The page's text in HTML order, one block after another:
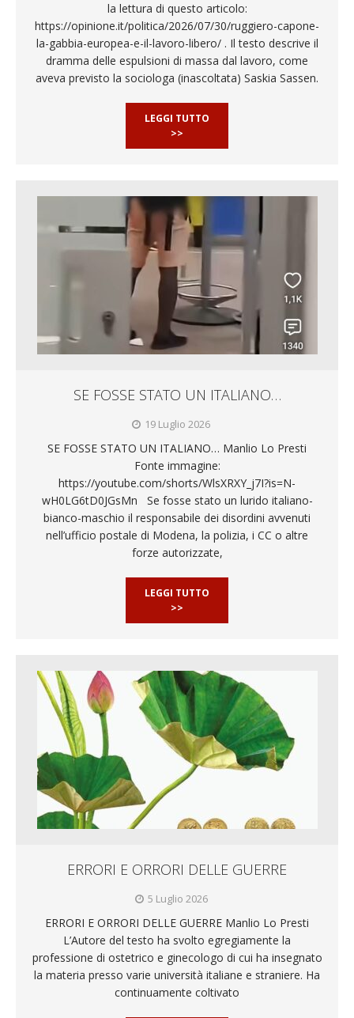
la lettura di questo articolo:
https://opinione.it/politica/2026/07/30/ruggiero-capone-
la-gabbia-europea-e-il-lavoro-libero/ . Il testo descrive il
dramma delle espulsioni di massa dal lavoro, come
aveva previsto la sociologa (inascoltata) Saskia Sassen.
LEGGI TUTTO
>>
SE FOSSE STATO UN ITALIANO…
19 Luglio 2026
SE FOSSE STATO UN ITALIANO… Manlio Lo Presti
Fonte immagine:
https://youtube.com/shorts/WlsXRXY_j7I?is=N-
wH0LG6tD0JGsMn Se fosse stato un lurido italiano-
bianco-maschio il responsabile dei disordini avvenuti
nell’ufficio postale di Modena, la polizia, i CC o altre
forze autorizzate,
LEGGI TUTTO
>>
ERRORI E ORRORI DELLE GUERRE
5 Luglio 2026
ERRORI E ORRORI DELLE GUERRE Manlio Lo Presti
L’Autore del testo ha svolto egregiamente la
professione di ostetrico e ginecologo di cui ha insegnato
la materia presso varie università italiane e straniere. Ha
continuamente coltivato